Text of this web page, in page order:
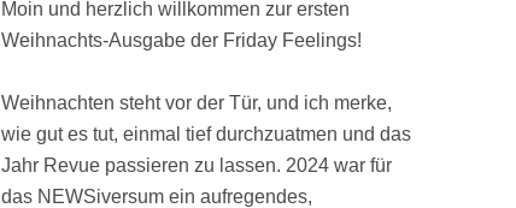
Moin und herzlich willkommen zur ersten
Weihnachts-Ausgabe der Friday Feelings!
Weihnachten steht vor der Tür, und ich merke,
wie gut es tut, einmal tief durchzuatmen und das
Jahr Revue passieren zu lassen. 2024 war für
das NEWSiversum ein aufregendes,